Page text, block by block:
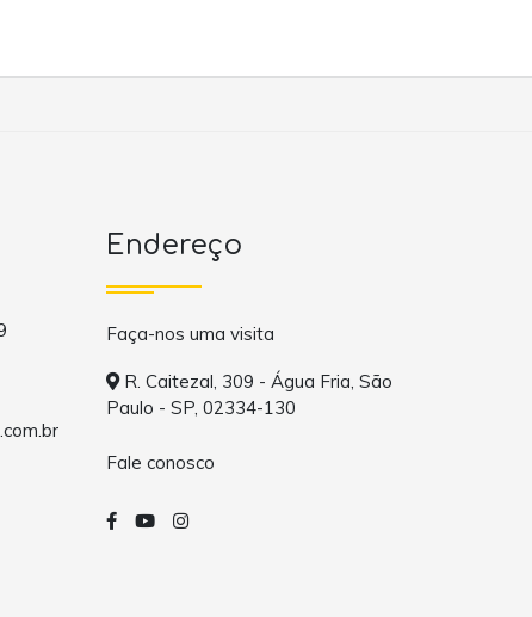
Endereço
Faça-nos uma visita
R. Caitezal, 309 - Água Fria, São
Paulo - SP, 02334-130
Fale conosco